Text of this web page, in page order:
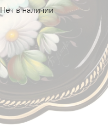
Нет в наличии